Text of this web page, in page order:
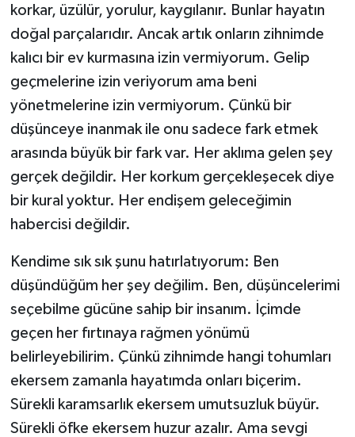
korkar, üzülür, yorulur, kaygılanır. Bunlar hayatın
doğal parçalarıdır. Ancak artık onların zihnimde
kalıcı bir ev kurmasına izin vermiyorum. Gelip
geçmelerine izin veriyorum ama beni
yönetmelerine izin vermiyorum. Çünkü bir
düşünceye inanmak ile onu sadece fark etmek
arasında büyük bir fark var. Her aklıma gelen şey
gerçek değildir. Her korkum gerçekleşecek diye
bir kural yoktur. Her endişem geleceğimin
habercisi değildir.
Kendime sık sık şunu hatırlatıyorum: Ben
düşündüğüm her şey değilim. Ben, düşüncelerimi
seçebilme gücüne sahip bir insanım. İçimde
geçen her fırtınaya rağmen yönümü
belirleyebilirim. Çünkü zihnimde hangi tohumları
ekersem zamanla hayatımda onları biçerim.
Sürekli karamsarlık ekersem umutsuzluk büyür.
Sürekli öfke ekersem huzur azalır. Ama sevgi